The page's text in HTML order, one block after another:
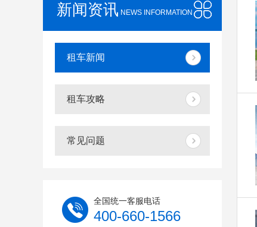
新闻资讯 NEWS INFORMATION
租车新闻
租车攻略
常见问题
全国统一客服电话
400-660-1566